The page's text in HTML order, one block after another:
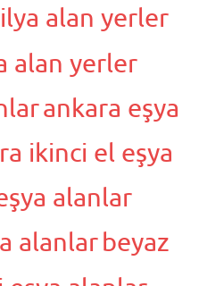
alan yerler
alan yerler
ankara eşya
ikinci el eşya
alanlar
alanlarbeyaz